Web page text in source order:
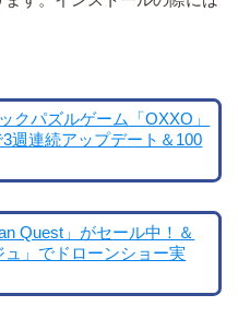
クパズルゲーム「OXXO」
週連続アップデート＆100
Quest」がセール中！＆
ュ」でドローンショー実